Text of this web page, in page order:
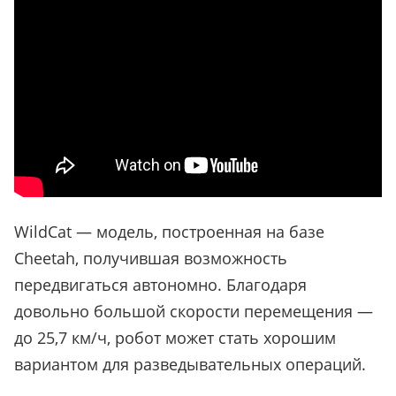
WildCat — модель, построенная на базе
Cheetah, получившая возможность
передвигаться автономно. Благодаря
довольно большой скорости перемещения —
до 25,7 км/ч, робот может стать хорошим
вариантом для разведывательных операций.